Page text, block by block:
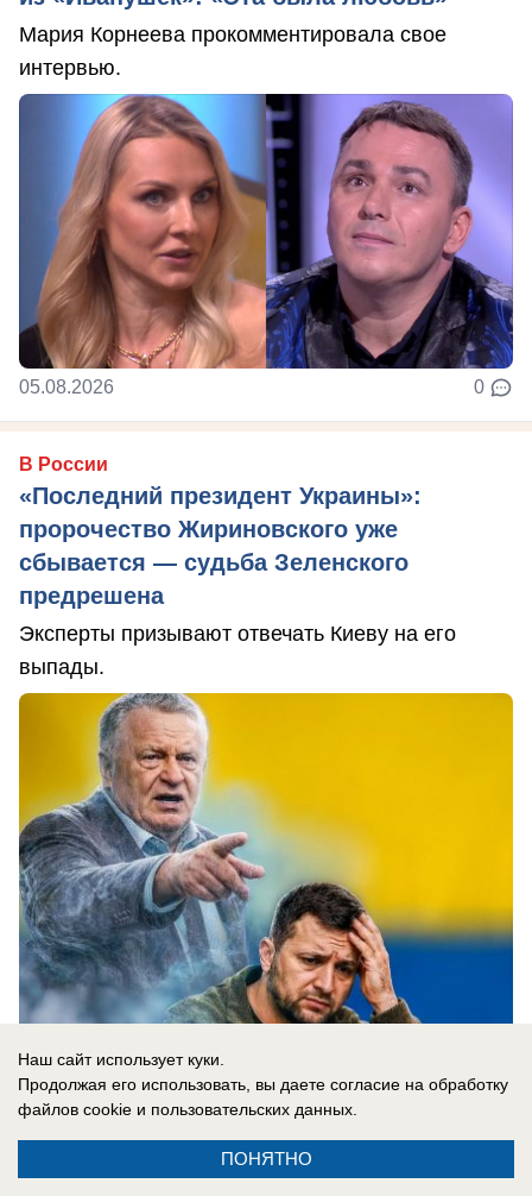
Мария Корнеева прокомментировала свое
интервью.
05.08.2026 0
В России
«Последний президент Украины»:
пророчество Жириновского уже
сбывается — судьба Зеленского
предрешена
Эксперты призывают отвечать Киеву на его
выпады.
05.08.2026 0
Наш сайт использует куки.
Продолжая его использовать, вы даете согласие на обработку
файлов cookie и пользовательских данных.
ПОНЯТНО